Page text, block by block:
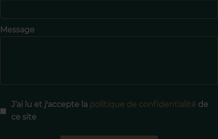
Message
J’ai lu et j'accepte la politique de confidentialité de
ce site